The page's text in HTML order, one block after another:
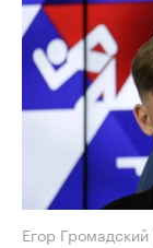
Егор Громадский